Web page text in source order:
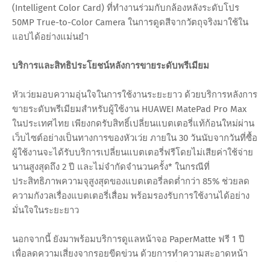
(Intelligent Color Card) ที่ทำงานร่วมกับกล้องหลังระดับโปร
50MP True-to-Color Camera ในการดูดสีจากวัตถุจริงมาใช้ใน
แอปได้อย่างแม่นยำ
บริการและสิทธิประโยชน์หลังการขายระดับพรีเมียม
หัวเว่ยมอบความอุ่นใจในการใช้งานระยะยาว ด้วยบริการหลังการ
ขายระดับพรีเมียมสำหรับผู้ใช้งาน HUAWEI MatePad Pro Max
ในประเทศไทย เพียงกดรับสิทธิ์เปลี่ยนแบตเตอรี่แท้ก้อนใหม่ผ่าน
เว็บไซต์อย่างเป็นทางการของหัวเว่ย ภายใน 30 วันนับจากวันที่ซื้อ
ผู้ใช้งานจะได้รับบริการเปลี่ยนแบตเตอรี่ฟรีโดยไม่เสียค่าใช้จ่าย
นานสูงสุดถึง 2 ปี และไม่จำกัดจำนวนครั้ง* ในกรณีที่
ประสิทธิภาพความจุสูงสุดของแบตเตอรี่ลดต่ำกว่า 85% ช่วยลด
ความกังวลเรื่องแบตเตอรี่เสื่อม พร้อมรองรับการใช้งานได้อย่าง
มั่นใจในระยะยาว
นอกจากนี้ ยังมาพร้อมบริการดูแลหน้าจอ PaperMatte ฟรี 1 ปี
เพื่อลดความเสี่ยงจากรอยขีดข่วน ด้วยการทำความสะอาดหน้า